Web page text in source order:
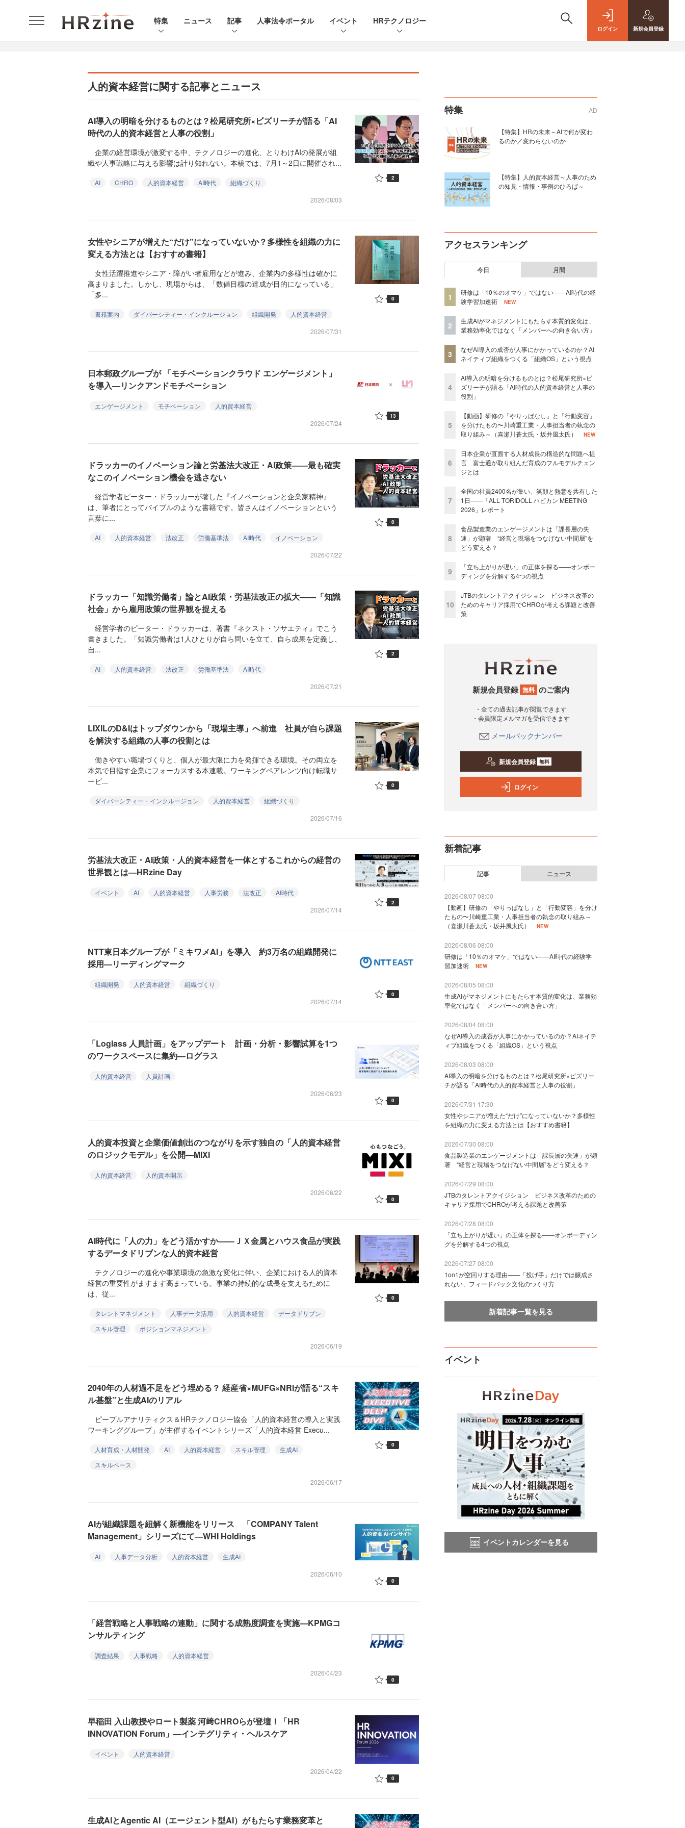
特集 ニュース 記事 人事法令ポータル イベント HRテクノロジー
ログイン 新規会員登録
人的資本経営に関する記事とニュース
AI導入の明暗を分けるものとは？松尾研究所×ビズリーチが語る「AI
時代の人的資本経営と人事の役割」
企業の経営環境が激変する中、テクノロジーの進化、とりわけAIの発展が組
織や人事戦略に与える影響は計り知れない。本稿では、7月1～2日に開催され...
AI CHRO 人的資本経営 AI時代
組織づくり
2026/08/03
2
女性やシニアが増えた“だけ”になっていないか？多様性を組織の力に
変える方法とは【おすすめ書籍】
女性活躍推進やシニア・障がい者雇用などが進み、企業内の多様性は確かに
高まりました。しかし、現場からは、「数値目標の達成が目的になっている」
「多...
書籍案内 ダイバーシティー・インクルージョン 組織開発
人的資本経営
2026/07/31
0
日本郵政グループが 「モチベーションクラウド エンゲージメント」
を導入—リンクアンドモチベーション
エンゲージメント モチベーション
人的資本経営
2026/07/24
13
ドラッカーのイノベーション論と労基法大改正・AI政策——最も確実
なこのイノベーション機会を逃さない
経営学者ピーター・ドラッカーが著した『イノベーションと企業家精神』
は、筆者にとってバイブルのような書籍です。皆さんはイノベーションという
言葉に...
AI 人的資本経営 法改正 労働基準法 AI時代
イノベーション
2026/07/22
0
ドラッカー「知識労働者」論とAI政策・労基法改正の拡大——「知識
社会」から雇用政策の世界観を捉える
経営学者のピーター・ドラッカーは、著書『ネクスト・ソサエティ』でこう
書きました。「知識労働者は1人ひとりが自ら問いを立て、自ら成果を定義し、
自...
AI 人的資本経営 法改正 労働基準法
AI時代
2026/07/21
2
LIXILのD&Iはトップダウンから「現場主導」へ前進 社員が自ら課題
を解決する組織の人事の役割とは
働きやすい職場づくりと、個人が最大限に力を発揮できる環境。その両立を
本気で目指す企業にフォーカスする本連載。ワーキングペアレンツ向け転職サ
ービ...
ダイバーシティー・インクルージョン 人的資本経営
組織づくり
2026/07/16
0
労基法大改正・AI政策・人的資本経営を一体とするこれからの経営の
世界観とは—HRzine Day
イベント AI 人的資本経営 人事労務 法改正
AI時代
2026/07/14
2
NTT東日本グループが「ミキワメAI」を導入 約3万名の組織開発に
採用—リーディングマーク
組織開発 人的資本経営
組織づくり
2026/07/14
0
「Loglass 人員計画」をアップデート 計画・分析・影響試算を1つ
のワークスペースに集約—ログラス
人的資本経営
人員計画
2026/06/23
0
人的資本投資と企業価値創出のつながりを示す独自の「人的資本経営
のロジックモデル」を公開—MIXI
人的資本経営
人的資本開示
2026/06/22
0
AI時代に「人の力」をどう活かすか——ＪＸ金属とハウス食品が実践
するデータドリブンな人的資本経営
テクノロジーの進化や事業環境の急激な変化に伴い、企業における人的資本
経営の重要性がますます高まっている。事業の持続的な成長を支えるために
は、従...
タレントマネジメント 人事データ活用 人的資本経営
データドリブン
スキル管理
ポジションマネジメント
2026/06/19
0
2040年の人材過不足をどう埋める？ 経産省×MUFG×NRIが語る“スキ
ル基盤”と生成AIのリアル
ピープルアナリティクス＆HRテクノロジー協会「人的資本経営の導入と実践
ワーキンググループ」が主催するイベントシリーズ「人的資本経営 Execu...
人材育成・人材開発 AI 人的資本経営 スキル管理
生成AI
スキルベース
2026/06/17
0
AIが組織課題を紐解く新機能をリリース 「COMPANY Talent
Management」シリーズにて—WHI Holdings
AI 人事データ分析 人的資本経営
生成AI
2026/06/10
0
「経営戦略と人事戦略の連動」に関する成熟度調査を実施—KPMGコ
ンサルティング
調査結果 人事戦略
人的資本経営
2026/04/23
0
早稲田 入山教授やロート製薬 河﨑CHROらが登壇！「HR
INNOVATION Forum」—インテグリティ・ヘルスケア
イベント
人的資本経営
2026/04/22
0
生成AIとAgentic AI（エージェント型AI）がもたらす業務変革と
特集 AD
【特集】HRの未来～AIで何が変わ
るのか／変わらないのか
【特集】人的資本経営～人事のため
の知見・情報・事例のひろば～
アクセスランキング
今日 月間
1
研修は「10％のオマケ」ではない——AI時代の経
験学習加速術
NEW
2
生成AIがマネジメントにもたらす本質的変化は、
業務効率化ではなく「メンバーへの向き合い方」
3
なぜAI導入の成否が人事にかかっているのか？AI
ネイティブ組織をつくる「組織OS」という視点
4
AI導入の明暗を分けるものとは？松尾研究所×ビ
ズリーチが語る「AI時代の人的資本経営と人事の
役割」
5
【動画】研修の「やりっぱなし」と「行動変容」
を分けたもの〜川崎重工業・人事担当者の執念の
取り組み～（喜瀬川蒼太氏・坂井風太氏）
NEW
6
日本企業が直面する人材成長の構造的な問題へ提
言 富士通が取り組んだ育成のフルモデルチェン
ジとは
7
全国の社員2400名が集い、笑顔と熱意を共有した
1日――「ALL TORIDOLL ハピカン MEETING
2026」レポート
8
食品製造業のエンゲージメントは「課長層の失
速」が顕著 “経営と現場をつなげない中間層”を
どう変える？
9
「立ち上がりが遅い」の正体を探る——オンボー
ディングを分解する4つの視点
10
JTBのタレントアクイジション ビジネス改革の
ためのキャリア採用でCHROが考える課題と改善
策
新規会員登録 無料 のご案内
・全ての過去記事が閲覧できます
・会員限定メルマガを受信できます
メールバックナンバー
新規会員登録 無料
ログイン
新着記事
記事 ニュース
2026/08/07 08:00
【動画】研修の「やりっぱなし」と「行動変容」を分け
たもの〜川崎重工業・人事担当者の執念の取り組み～
（喜瀬川蒼太氏・坂井風太氏）
NEW
2026/08/06 08:00
研修は「10％のオマケ」ではない——AI時代の経験学
習加速術
NEW
2026/08/05 08:00
生成AIがマネジメントにもたらす本質的変化は、業務効
率化ではなく「メンバーへの向き合い方」
2026/08/04 08:00
なぜAI導入の成否が人事にかかっているのか？AIネイテ
ィブ組織をつくる「組織OS」という視点
2026/08/03 08:00
AI導入の明暗を分けるものとは？松尾研究所×ビズリー
チが語る「AI時代の人的資本経営と人事の役割」
2026/07/31 17:30
女性やシニアが増えた“だけ”になっていないか？多様性
を組織の力に変える方法とは【おすすめ書籍】
2026/07/30 08:00
食品製造業のエンゲージメントは「課長層の失速」が顕
著 “経営と現場をつなげない中間層”をどう変える？
2026/07/29 08:00
JTBのタレントアクイジション ビジネス改革のための
キャリア採用でCHROが考える課題と改善策
2026/07/28 08:00
「立ち上がりが遅い」の正体を探る——オンボーディン
グを分解する4つの視点
2026/07/27 08:00
1on1が空回りする理由——「投げ手」だけでは醸成さ
れない、フィードバック文化のつくり方
新着記事一覧を見る
イベント
イベントカレンダーを見る